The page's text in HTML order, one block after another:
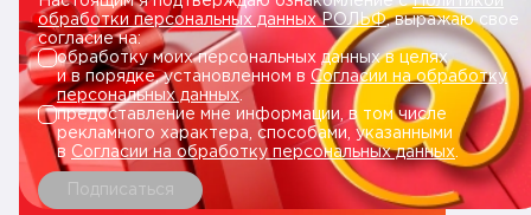
обработки персональных данных РОЛЬФ, выражаю свое
согласие на:
обработку моих персональных данных в целях
и в порядке, установленном в Согласии на обработку
персональных данных.
предоставление мне информации, в том числе
рекламного характера, способами, указанными
в Согласии на обработку персональных данных
Подписаться